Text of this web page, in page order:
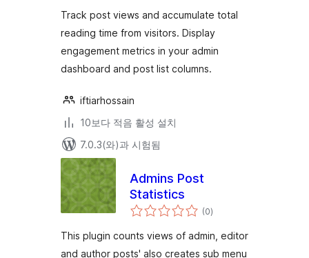
점
Track post views and accumulate total
reading time from visitors. Display
engagement metrics in your admin
dashboard and post list columns.
iftiarhossain
10보다 적음 활성 설치
7.0.3(와)과 시험됨
Admins Post
Statistics
(0전
체
점
)
This plugin counts views of admin, editor
and author posts' also creates sub menu